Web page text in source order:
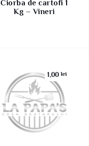
Ciorba de cartofi 1
Kg – Vineri
1,00lei